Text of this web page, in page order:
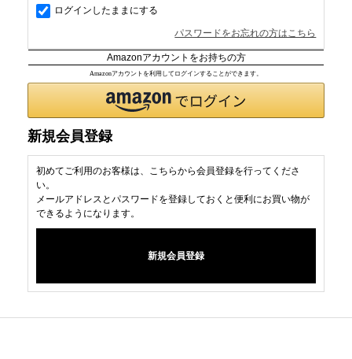
ログインしたままにする
パスワードをお忘れの方はこちら
Amazonアカウントをお持ちの方
Amazonアカウントを利用してログインすることができます。
新規会員登録
初めてご利用のお客様は、こちらから会員登録を行ってくださ
い。
メールアドレスとパスワードを登録しておくと便利にお買い物が
できるようになります。